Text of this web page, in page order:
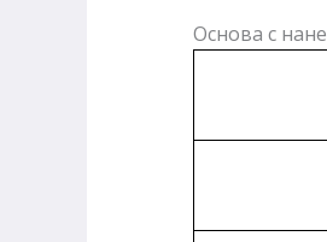
Основа с